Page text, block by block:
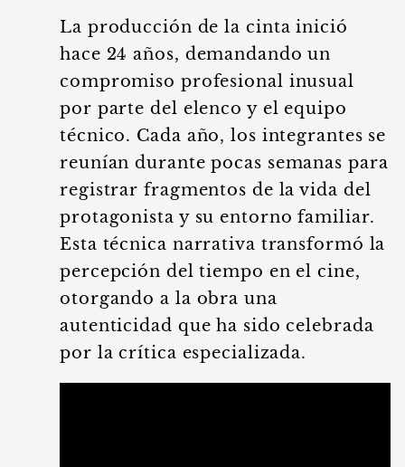
La producción de la cinta inició
hace 24 años, demandando un
compromiso profesional inusual
por parte del elenco y el equipo
técnico. Cada año, los integrantes se
reunían durante pocas semanas para
registrar fragmentos de la vida del
protagonista y su entorno familiar.
Esta técnica narrativa transformó la
percepción del tiempo en el cine,
otorgando a la obra una
autenticidad que ha sido celebrada
por la crítica especializada.